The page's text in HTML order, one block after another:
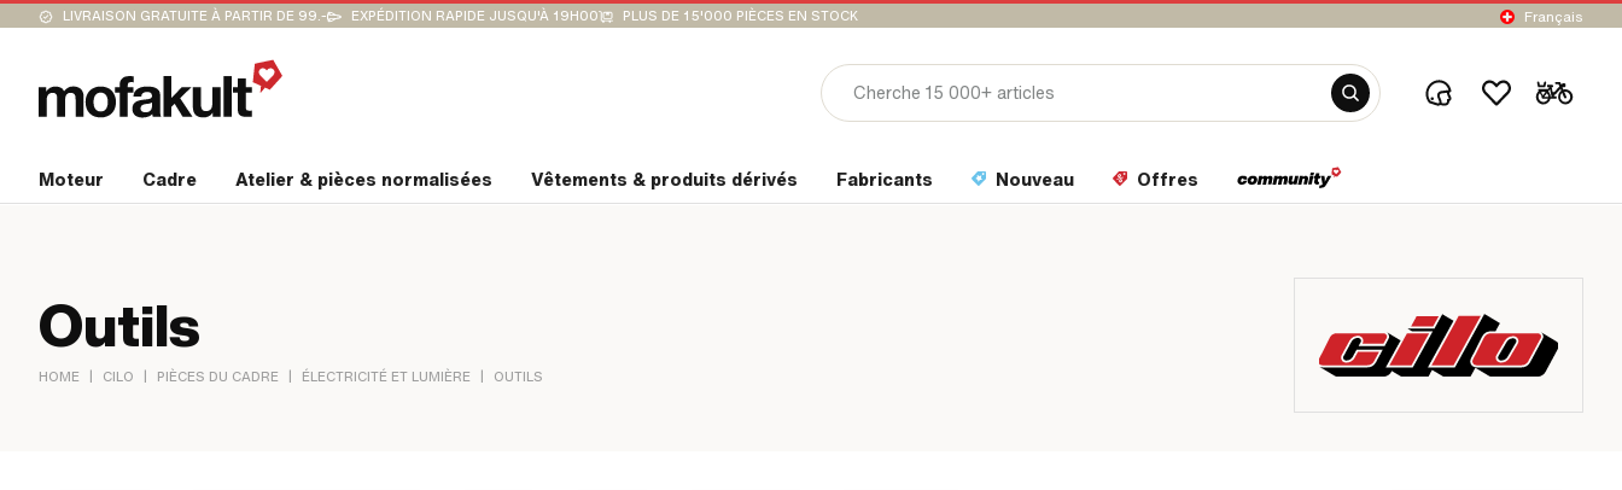
LIVRAISON GRATUITE À PARTIR DE 99.- EXPÉDITION RAPIDE JUSQU'À 19H00 PLUS DE 15'000 PIÈCES EN STOCK Français
Moteur Cadre Atelier & pièces normalisées Vêtements & produits dérivés Fabricants Nouveau Offres
Outils
HOME | CILO | PIÈCES DU CADRE | ÉLECTRICITÉ ET LUMIÈRE | OUTILS